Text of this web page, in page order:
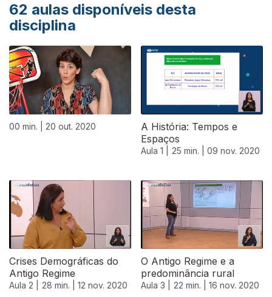
62 aulas disponíveis desta
disciplina
00 min. | 20 out. 2020
A História: Tempos e
Espaços
Aula 1 | 25 min. | 09 nov. 2020
Crises Demográficas do
Antigo Regime
Aula 2 | 28 min. | 12 nov. 2020
O Antigo Regime e a
predominância rural
Aula 3 | 22 min. | 16 nov. 2020